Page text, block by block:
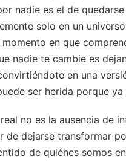
nadie es el de quedarse
solo en un
en que
nadie te cambie es
en una
ser herida porque ya
no es la ausencia de
de dejarse transformar
de quiénes somos